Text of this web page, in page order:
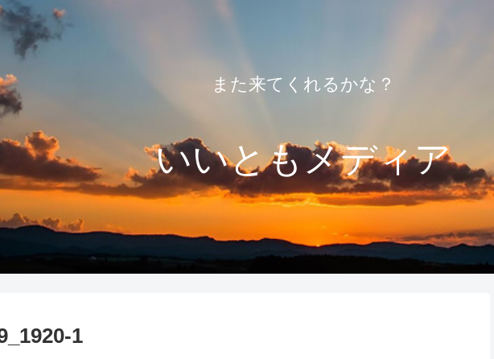
また来てくれるかな？
いいともメディア
1